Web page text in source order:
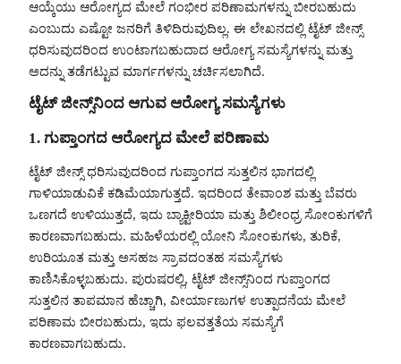
ಆಯ್ಕೆಯು ಆರೋಗ್ಯದ ಮೇಲೆ ಗಂಭೀರ ಪರಿಣಾಮಗಳನ್ನು ಬೀರಬಹುದು
ಎಂಬುದು ಎಷ್ಟೋ ಜನರಿಗೆ ತಿಳಿದಿರುವುದಿಲ್ಲ. ಈ ಲೇಖನದಲ್ಲಿ ಟೈಟ್ ಜೀನ್ಸ್
ಧರಿಸುವುದರಿಂದ ಉಂಟಾಗಬಹುದಾದ ಆರೋಗ್ಯ ಸಮಸ್ಯೆಗಳನ್ನು ಮತ್ತು
ಅದನ್ನು ತಡೆಗಟ್ಟುವ ಮಾರ್ಗಗಳನ್ನು ಚರ್ಚಿಸಲಾಗಿದೆ.
ಟೈಟ್ ಜೀನ್ಸ್‌ನಿಂದ ಆಗುವ ಆರೋಗ್ಯ ಸಮಸ್ಯೆಗಳು
1. ಗುಪ್ತಾಂಗದ ಆರೋಗ್ಯದ ಮೇಲೆ ಪರಿಣಾಮ
ಟೈಟ್ ಜೀನ್ಸ್ ಧರಿಸುವುದರಿಂದ ಗುಪ್ತಾಂಗದ ಸುತ್ತಲಿನ ಭಾಗದಲ್ಲಿ
ಗಾಳಿಯಾಡುವಿಕೆ ಕಡಿಮೆಯಾಗುತ್ತದೆ. ಇದರಿಂದ ತೇವಾಂಶ ಮತ್ತು ಬೆವರು
ಒಣಗದೆ ಉಳಿಯುತ್ತದೆ, ಇದು ಬ್ಯಾಕ್ಟೀರಿಯಾ ಮತ್ತು ಶಿಲೀಂಧ್ರ ಸೋಂಕುಗಳಿಗೆ
ಕಾರಣವಾಗಬಹುದು. ಮಹಿಳೆಯರಲ್ಲಿ ಯೋನಿ ಸೋಂಕುಗಳು, ತುರಿಕೆ,
ಉರಿಯೂತ ಮತ್ತು ಅಸಹಜ ಸ್ರಾವದಂತಹ ಸಮಸ್ಯೆಗಳು
ಕಾಣಿಸಿಕೊಳ್ಳಬಹುದು. ಪುರುಷರಲ್ಲಿ, ಟೈಟ್ ಜೀನ್ಸ್‌ನಿಂದ ಗುಪ್ತಾಂಗದ
ಸುತ್ತಲಿನ ತಾಪಮಾನ ಹೆಚ್ಚಾಗಿ, ವೀರ್ಯಾಣುಗಳ ಉತ್ಪಾದನೆಯ ಮೇಲೆ
ಪರಿಣಾಮ ಬೀರಬಹುದು, ಇದು ಫಲವತ್ತತೆಯ ಸಮಸ್ಯೆಗೆ
ಕಾರಣವಾಗಬಹುದು.